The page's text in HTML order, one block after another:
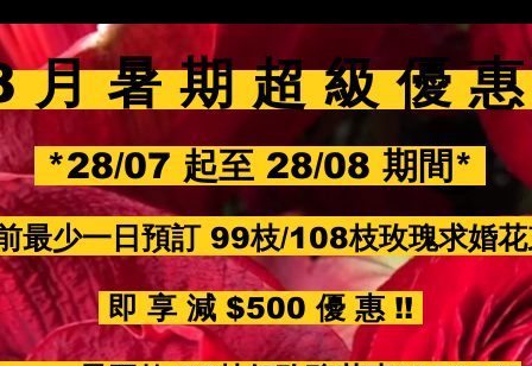
月 暑 期 超 級 優
*28/07 起至 28/08 期間*
最少一日預訂 99枝/108枝玫瑰求婚
即 享 減 $500 優 惠 !!